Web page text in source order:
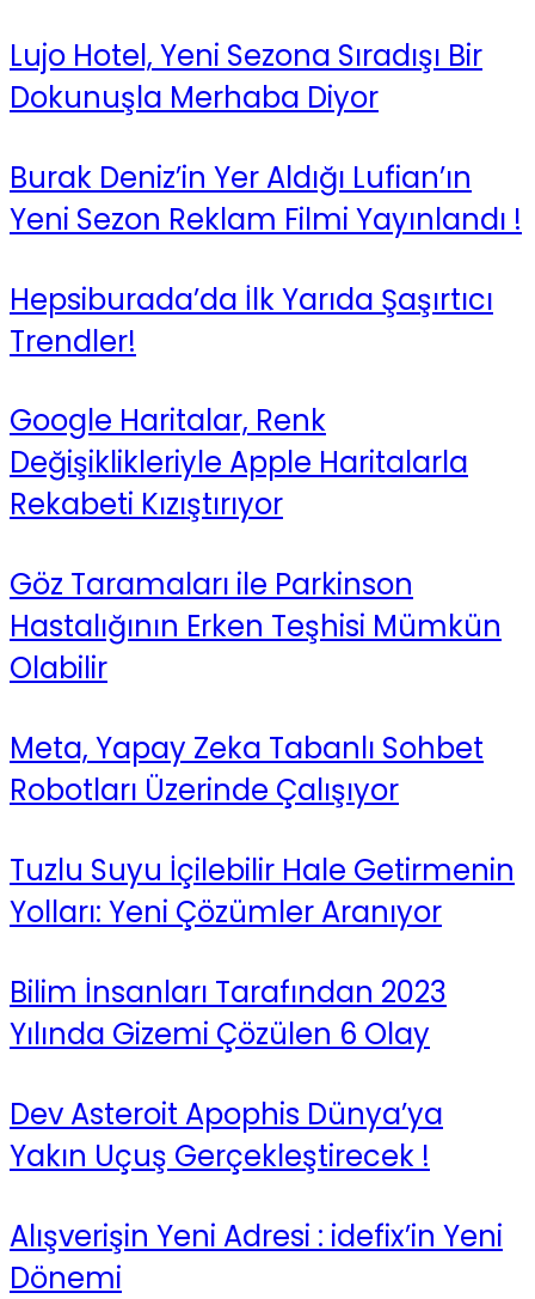
Lujo Hotel, Yeni Sezona Sıradışı Bir
Dokunuşla Merhaba Diyor
Burak Deniz’in Yer Aldığı Lufian’ın
Yeni Sezon Reklam Filmi Yayınlandı !
Hepsiburada’da İlk Yarıda Şaşırtıcı
Trendler!
Google Haritalar, Renk
Değişiklikleriyle Apple Haritalarla
Rekabeti Kızıştırıyor
Göz Taramaları ile Parkinson
Hastalığının Erken Teşhisi Mümkün
Olabilir
Meta, Yapay Zeka Tabanlı Sohbet
Robotları Üzerinde Çalışıyor
Tuzlu Suyu İçilebilir Hale Getirmenin
Yolları: Yeni Çözümler Aranıyor
Bilim İnsanları Tarafından 2023
Yılında Gizemi Çözülen 6 Olay
Dev Asteroit Apophis Dünya’ya
Yakın Uçuş Gerçekleştirecek !
Alışverişin Yeni Adresi : idefix’in Yeni
Dönemi